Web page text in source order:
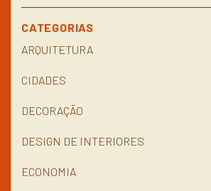
CATEGORIAS
ARQUITETURA
CIDADES
DECORAÇÃO
DESIGN DE INTERIORES
ECONOMIA